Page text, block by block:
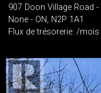
907 Doon Village Road -
None - ON, N2P 1A1
Flux de trésorerie: /mois